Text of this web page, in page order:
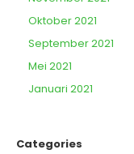
Oktober 2021
September 2021
Mei 2021
Januari 2021
Categories